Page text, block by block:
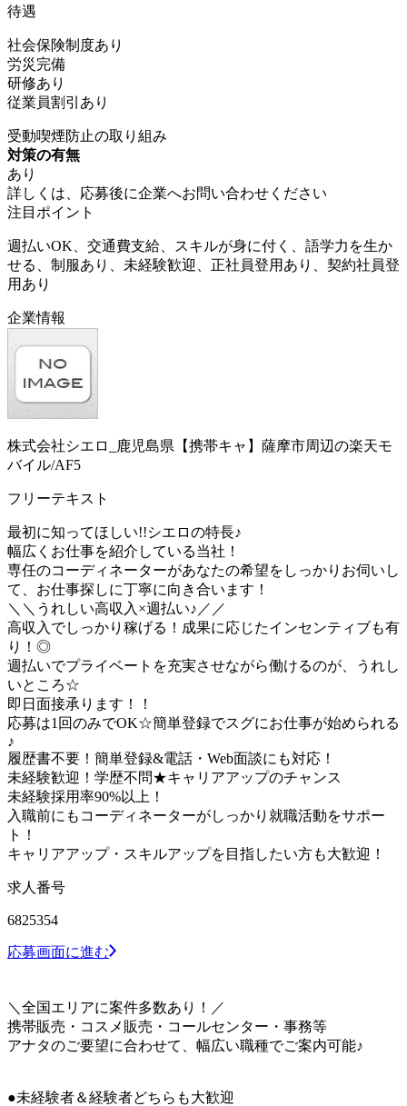
待遇
社会保険制度あり
労災完備
研修あり
従業員割引あり
受動喫煙防止の取り組み
対策の有無
あり
詳しくは、応募後に企業へお問い合わせください
注目ポイント
週払いOK、交通費支給、スキルが身に付く、語学力を生か
せる、制服あり、未経験歓迎、正社員登用あり、契約社員登
用あり
企業情報
株式会社シエロ_鹿児島県【携帯キャ】薩摩市周辺の楽天モ
バイル/AF5
フリーテキスト
最初に知ってほしい!!シエロの特長♪
幅広くお仕事を紹介している当社！
専任のコーディネーターがあなたの希望をしっかりお伺いし
て、お仕事探しに丁寧に向き合います！
＼＼うれしい高収入×週払い♪／／
高収入でしっかり稼げる！成果に応じたインセンティブも有
り！◎
週払いでプライベートを充実させながら働けるのが、うれし
いところ☆
即日面接承ります！！
応募は1回のみでOK☆簡単登録でスグにお仕事が始められる
♪
履歴書不要！簡単登録&電話・Web面談にも対応！
未経験歓迎！学歴不問★キャリアアップのチャンス
未経験採用率90%以上！
入職前にもコーディネーターがしっかり就職活動をサポー
ト！
キャリアアップ・スキルアップを目指したい方も大歓迎！
求人番号
6825354
応募画面に進む
＼全国エリアに案件多数あり！／
携帯販売・コスメ販売・コールセンター・事務等
アナタのご要望に合わせて、幅広い職種でご案内可能♪
●未経験者＆経験者どちらも大歓迎